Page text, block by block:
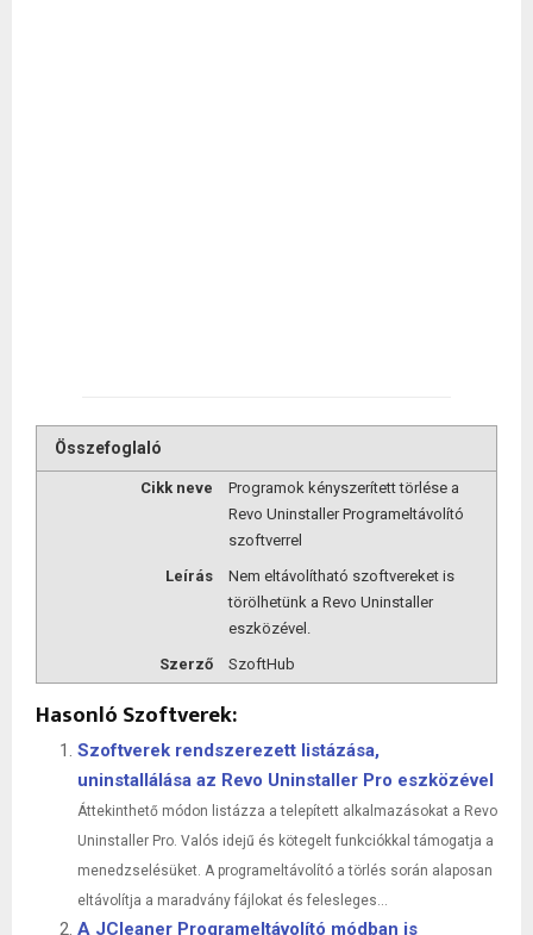
Összefoglaló
Cikk neve
Programok kényszerített törlése a
Revo Uninstaller Programeltávolító
szoftverrel
Leírás
Nem eltávolítható szoftvereket is
törölhetünk a Revo Uninstaller
eszközével.
Szerző
SzoftHub
Hasonló Szoftverek:
Szoftverek rendszerezett listázása,
uninstallálása az Revo Uninstaller Pro eszközével
Áttekinthető módon listázza a telepített alkalmazásokat a Revo
Uninstaller Pro. Valós idejű és kötegelt funkciókkal támogatja a
menedzselésüket. A programeltávolító a törlés során alaposan
eltávolítja a maradvány fájlokat és felesleges...
A JCleaner Programeltávolító módban is